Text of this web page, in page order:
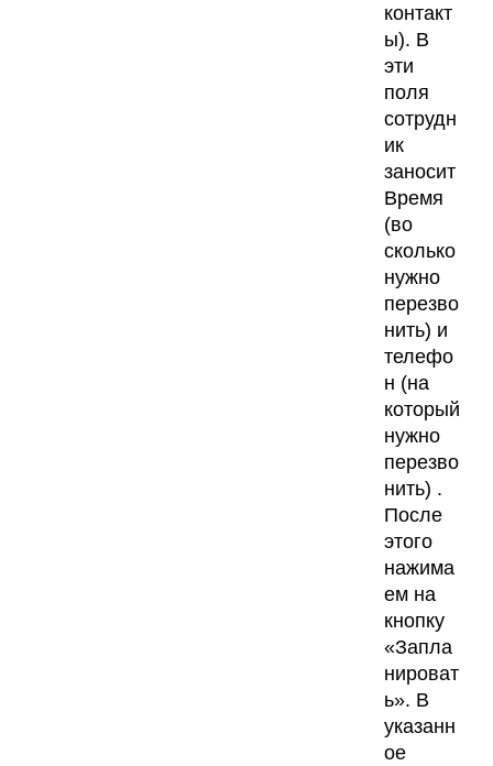
контакт
ы). В
эти
поля
сотрудн
ик
заносит
Время
(во
сколько
нужно
перезво
нить) и
телефо
н (на
который
нужно
перезво
нить) .
После
этого
нажима
ем на
кнопку
«Запла
нироват
ь». В
указанн
ое